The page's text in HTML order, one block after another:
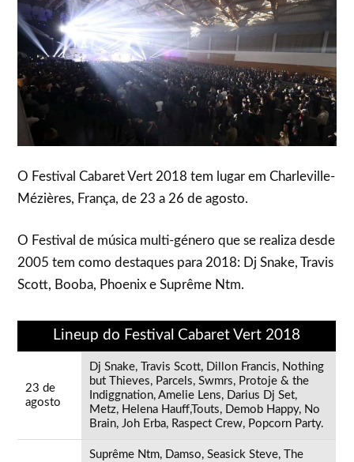
O Festival Cabaret Vert 2018 tem lugar em Charleville-
Mézières, França, de 23 a 26 de agosto.
O Festival de música multi-género que se realiza desde
2005 tem como destaques para 2018: Dj Snake, Travis
Scott, Booba, Phoenix e Suprême Ntm.
Lineup do Festival Cabaret Vert 2018
23 de
agosto
Dj Snake, Travis Scott, Dillon Francis, Nothing
but Thieves, Parcels, Swmrs, Protoje & the
Indiggnation, Amelie Lens, Darius Dj Set,
Metz, Helena Hauff,Touts, Demob Happy, No
Brain, Joh Erba, Raspect Crew, Popcorn Party.
Suprême Ntm, Damso, Seasick Steve, The